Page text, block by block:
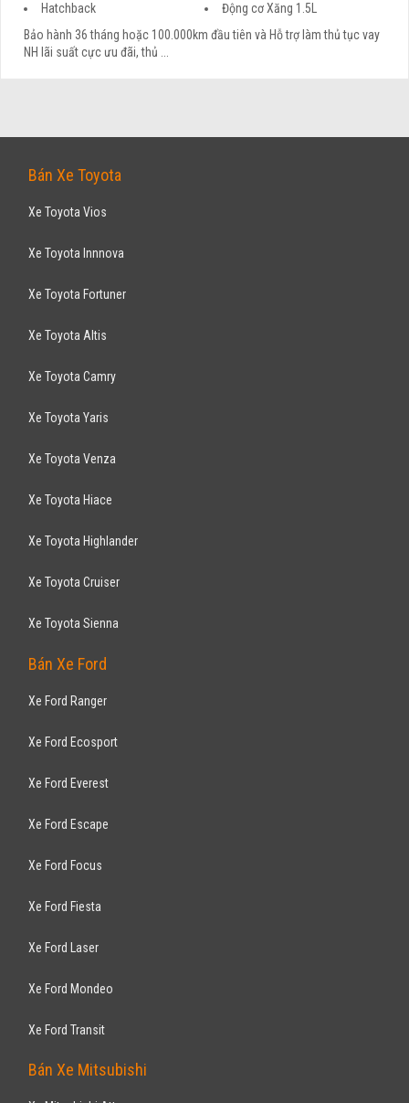
Hatchback
Động cơ Xăng 1.5L
Bảo hành 36 tháng hoặc 100.000km đầu tiên và Hỗ trợ làm thủ tục vay
NH lãi suất cực ưu đãi, thủ ...
Bán Xe Toyota
Xe Toyota Vios
Xe Toyota Innnova
Xe Toyota Fortuner
Xe Toyota Altis
Xe Toyota Camry
Xe Toyota Yaris
Xe Toyota Venza
Xe Toyota Hiace
Xe Toyota Highlander
Xe Toyota Cruiser
Xe Toyota Sienna
Bán Xe Ford
Xe Ford Ranger
Xe Ford Ecosport
Xe Ford Everest
Xe Ford Escape
Xe Ford Focus
Xe Ford Fiesta
Xe Ford Laser
Xe Ford Mondeo
Xe Ford Transit
Bán Xe Mitsubishi